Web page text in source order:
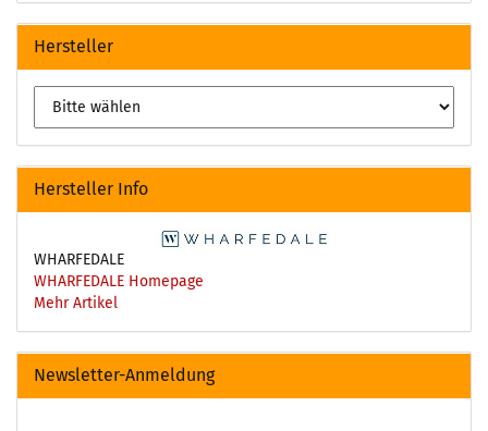
Hersteller
Hersteller Info
WHARFEDALE
WHARFEDALE Homepage
Mehr Artikel
Newsletter-Anmeldung